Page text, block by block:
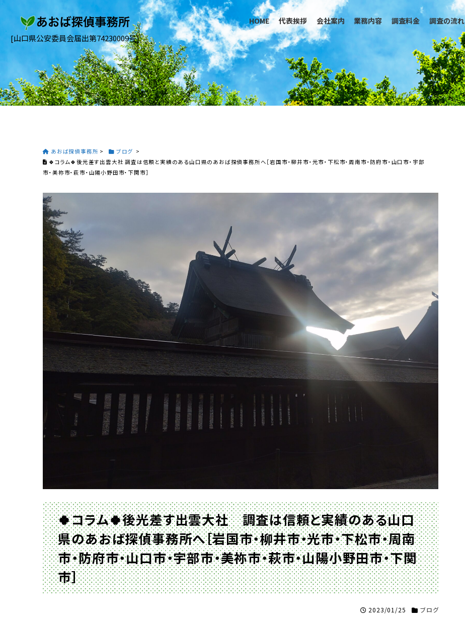
[山口県公安委員会届出第74230009号]
HOME 代表挨拶 会社案内 業務内容 調査料金 調査の流れ
あおば探偵事務所 > ブログ >
🍀コラム🍀後光差す出雲大社 調査は信頼と実績のある山口県のあおば探偵事務所へ［岩国市・柳井市・光市・下松市・周南市・防府市・山口市・宇部
市・美祢市・萩市・山陽小野田市・下関市］
🍀コラム🍀後光差す出雲大社 調査は信頼と実績のある山口
県のあおば探偵事務所へ［岩国市・柳井市・光市・下松市・周南
市・防府市・山口市・宇部市・美祢市・萩市・山陽小野田市・下関
市］
2023/01/25 ブログ